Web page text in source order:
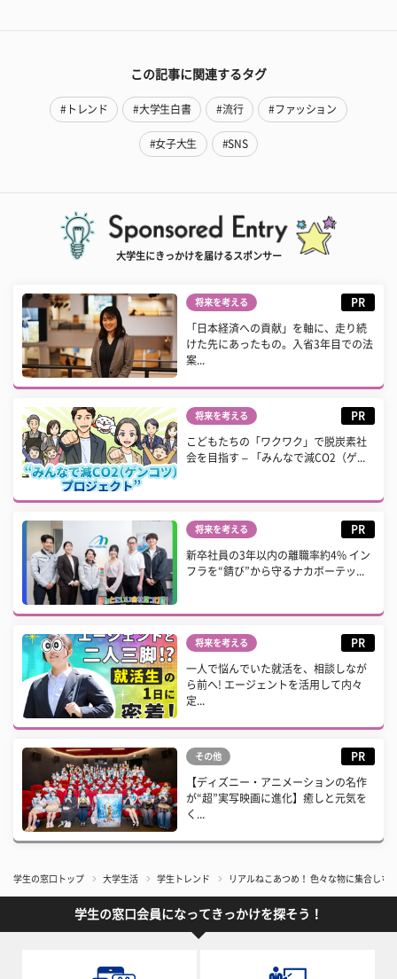
この記事に関連するタグ
#トレンド #大学生白書 #流行 #ファッション
#女子大生 #SNS
大学生にきっかけを届けるスポンサー
将来を考える PR
「日本経済への貢献」を軸に、走り続
けた先にあったもの。入省3年目での法
案...
将来を考える PR
こどもたちの「ワクワク」で脱炭素社
会を目指す – 「みんなで減CO2（ゲ...
将来を考える PR
新卒社員の3年以内の離職率約4% イン
フラを“錆び”から守るナカボーテッ...
将来を考える PR
一人で悩んでいた就活を、相談しなが
ら前へ! エージェントを活用して内々
定...
その他 PR
【ディズニー・アニメーションの名作
が“超”実写映画に進化】癒しと元気を
く...
学生の窓口トップ 大学生活 学生トレンド リアルねこあつめ！ 色々な物に集合しち
学生の窓口会員になってきっかけを探そう！